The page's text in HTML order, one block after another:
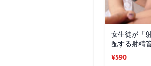
女生徒が「
配する射精
¥590